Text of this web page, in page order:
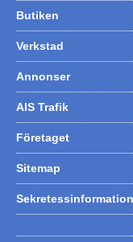
Butiken
Verkstad
Annonser
AIS Trafik
Företaget
Sitemap
Sekretessinformation